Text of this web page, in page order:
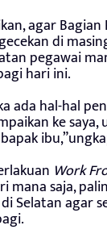
agar
di
pegawai
hari ini.
ada hal-hal
ke saya,
Work
mana saja,
Selatan agar